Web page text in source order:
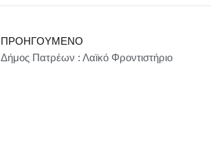
ΠΡΟΗΓΟΎΜΕΝΟ
Δήμος Πατρέων : Λαϊκό Φροντιστήριο